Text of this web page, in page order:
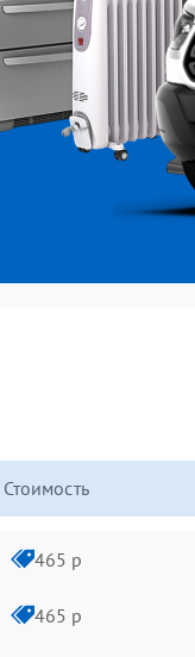
Стоимость
465 р
465 р